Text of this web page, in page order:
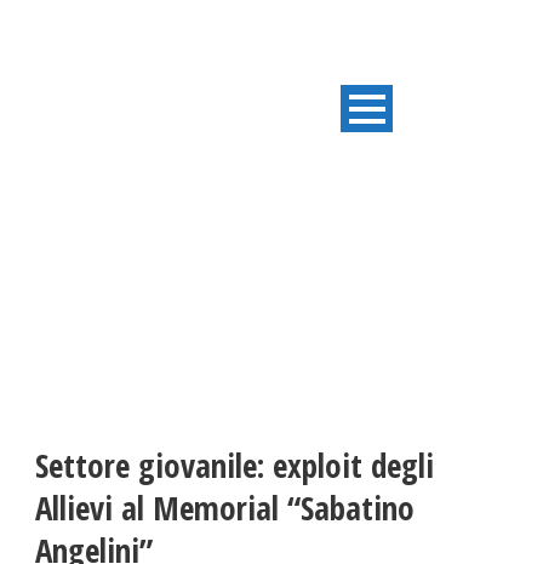
Settore giovanile: exploit degli
Allievi al Memorial “Sabatino
Angelini”